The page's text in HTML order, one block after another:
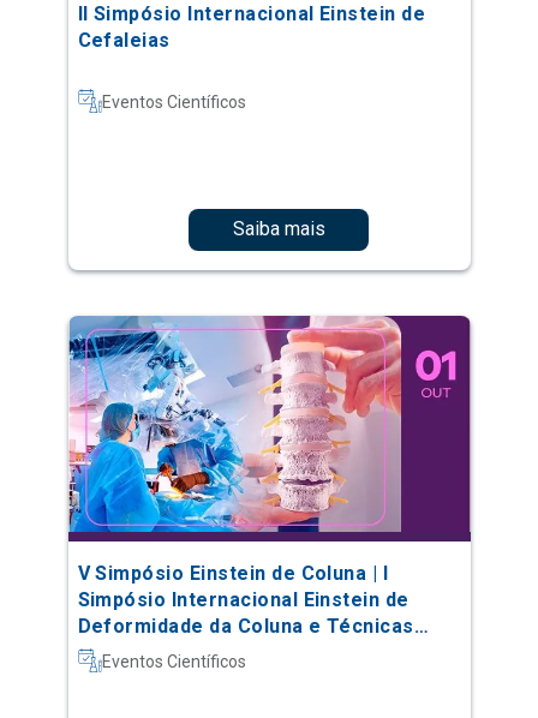
II Simpósio Internacional Einstein de
Cefaleias
Eventos Científicos
Saiba mais
V Simpósio Einstein de Coluna | I
Simpósio Internacional Einstein de
Deformidade da Coluna e Técnicas
Complexas
Eventos Científicos